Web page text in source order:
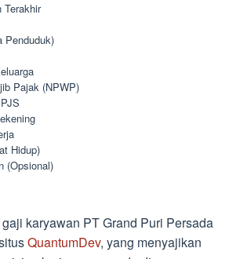
Terakhir
Penduduk)
Pajak (NPWP)
Hidup)
(Opsional)
karyawan PT Grand Puri Persada
QuantumDev, yang menyajikan